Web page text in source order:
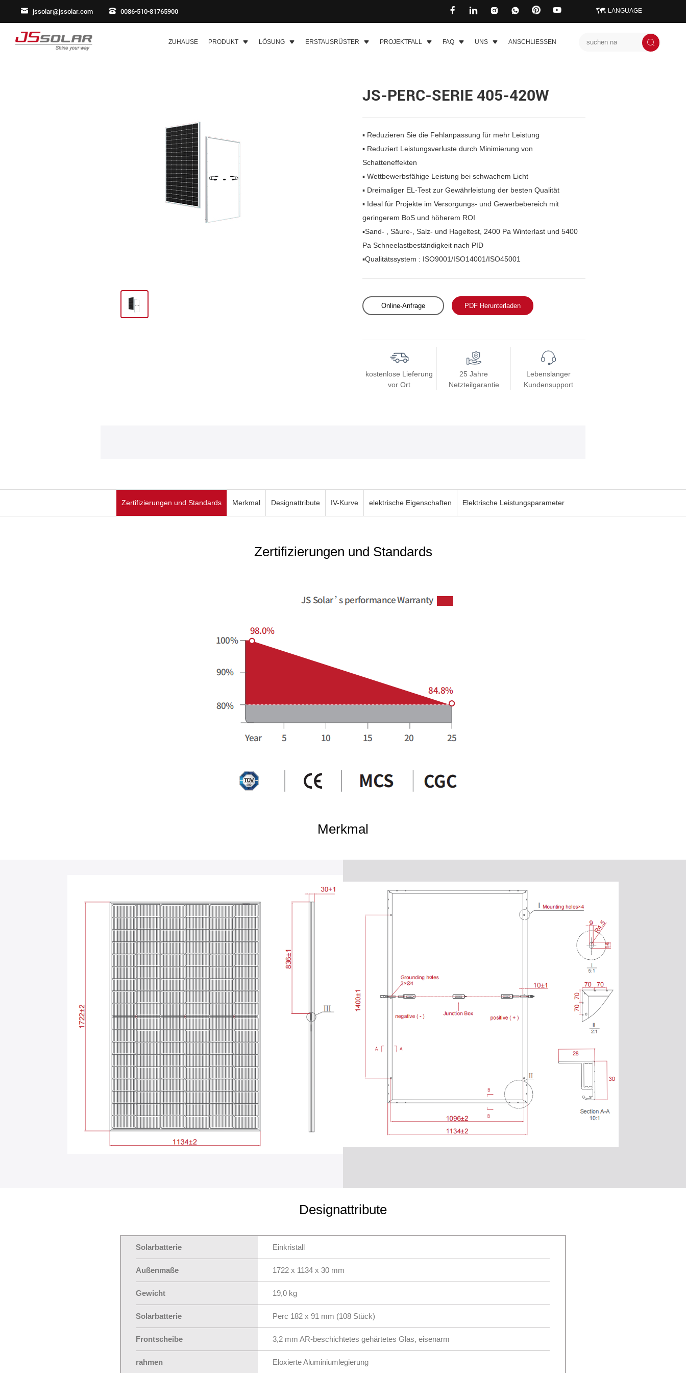
jssolar@jssolar.com 0086-510-81765900 LANGUAGE
ZUHAUSE PRODUKT LÖSUNG ERSTAUSRÜSTER PROJEKTFALL FAQ UNS ANSCHLIESSEN
JS-PERC-SERIE 405-420W
▪ Reduzieren Sie die Fehlanpassung für mehr Leistung
▪ Reduziert Leistungsverluste durch Minimierung von
Schatteneffekten
▪ Wettbewerbsfähige Leistung bei schwachem Licht
▪ Dreimaliger EL-Test zur Gewährleistung der besten Qualität
▪Ideal für Projekte im Versorgungs- und Gewerbebereich mit
geringerem BoS und höherem ROI
▪Sand-
, Säure-, Salz- und Hageltest, 2400 Pa Winterlast und 5400
Pa Schneelastbeständigkeit nach PID
▪Qualitätssystem : ISO9001/ISO14001/ISO45001
Online-Anfrage PDF Herunterladen
kostenlose Lieferung
vor Ort
25 Jahre
Netzteilgarantie
Lebenslanger
Kundensupport
Zertifizierungen und Standards Merkmal Designattribute IV-Kurve elektrische Eigenschaften Elektrische Leistungsparameter
Zertifizierungen und Standards
Merkmal
Designattribute
Solarbatterie Einkristall
Außenmaße 1722 x 1134 x 30 mm
Gewicht 19,0 kg
Solarbatterie Perc 182 x 91 mm (108 Stück)
Frontscheibe 3,2 mm AR-beschichtetes gehärtetes Glas, eisenarm
rahmen Eloxierte Aluminiumlegierung